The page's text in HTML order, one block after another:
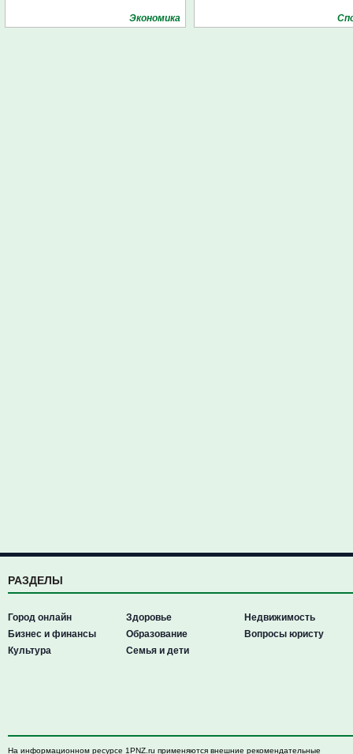
Экономика
РАЗДЕЛЫ
Город онлайн
Бизнес и финансы
Культура
Здоровье
Образование
Семья и дети
Недвижимость
Вопросы юристу
На информационном ресурсе 1PNZ.ru применяются внешние рекомендательные